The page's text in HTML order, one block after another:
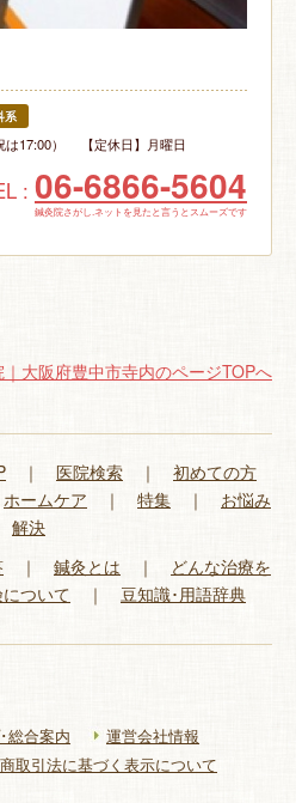
系
は17:00） 【定休日】月曜日
: 06-6866-5604
鍼灸院さがし.ネットを見たと言うとスムーズです
大阪府豊中市寺内のページTOPへ
｜ 医院検索 ｜ 初めての方
ホームケア ｜ 特集 ｜ お悩み
解決
｜ 鍼灸とは ｜ どんな治療を
ついて ｜ 豆知識･用語辞典
総合案内
運営会社情報
取引法に基づく表示について